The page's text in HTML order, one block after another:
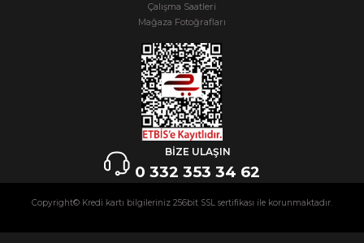
Çalışma Saatleri
Mağaza Fotoğrafları
BİZE ULAŞIN
0 332 353 34 62
Copyright© Kredi kartı bilgileriniz 256bit SSL sertifikası ile korunmaktadır.